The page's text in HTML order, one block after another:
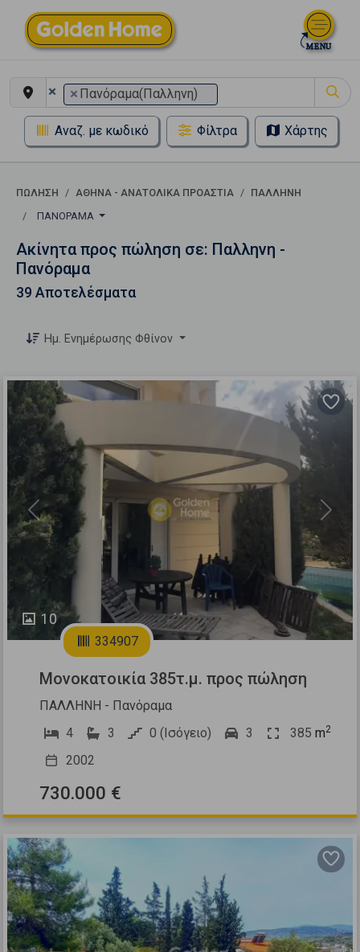
× × Πανόραμα(Παλληνη)
Αναζ. με κωδικό Φίλτρα Χάρτης
ΠΏΛΗΣΗ ΑΘΗΝΑ - ΑΝΑΤΟΛΙΚΑ ΠΡΟΑΣΤΙΑ
ΠΑΛΛΗΝΗ
ΠΑΝΌΡΑΜΑ
Ακίνητα προς πώληση σε: Παλληνη -
Πανόραμα
39 Αποτελέσματα
Ημ. Ενημέρωσης Φθίνον
10
Previous Next
334907
Μονοκατοικία 385τ.μ. προς πώληση
ΠΑΛΛΗΝΗ - Πανόραμα
4
3 0 (Ισόγειο) 3 385 m2
2002
730.000 €